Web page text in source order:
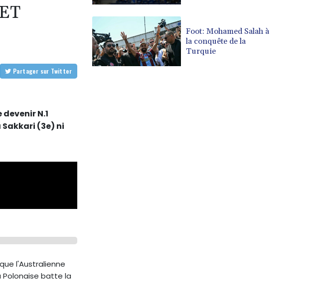
Partager sur Twitter
N.1
(3e) ni
l'Australienne
Polonaise batte la
Foot: Mohamed Salah à
la conquête de la
Turquie